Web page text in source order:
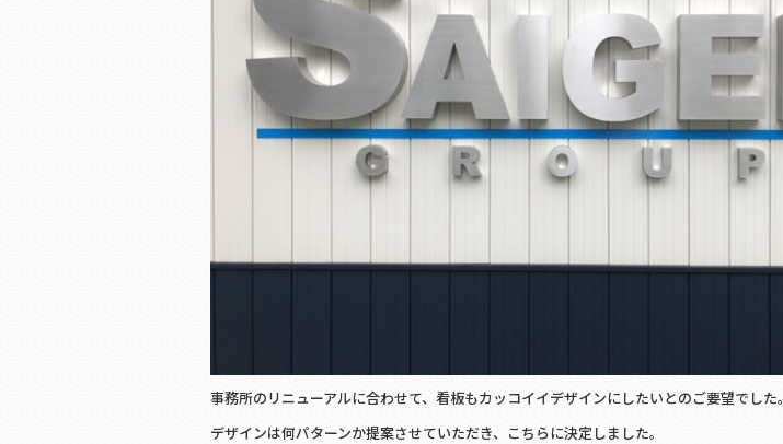
事務所のリニューアルに合わせて、看板もカッコイイデザインにしたいとのご要望でした。
デザインは何パターンか提案させていただき、こちらに決定しました。